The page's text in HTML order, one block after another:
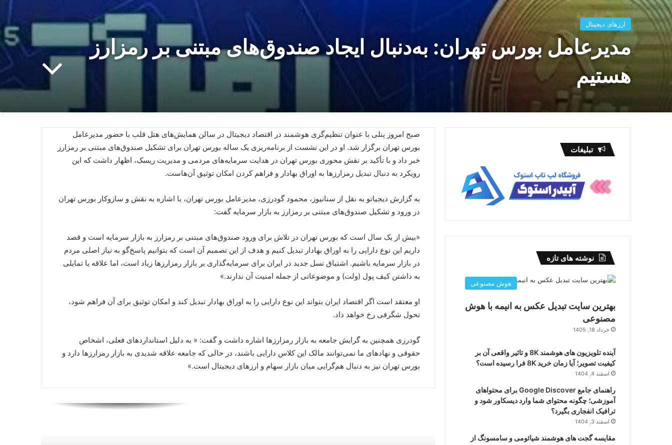
ارزهای دیجیتال
مدیرعامل بورس تهران: به‌دنبال ایجاد صندوق‌های مبتنی بر رمزارز
هستیم
صبح امروز پنلی با عنوان تنظیم‌گری هوشمند در اقتصاد دیجیتال در سالن همایش‌های هتل قلب با حضور مدیرعامل
بورس تهران برگزار شد. او در این نشست از برنامه‌ریزی یک ساله بورس تهران برای تشکیل صندوق‌های مبتنی بر رمزارز
خبر داد و با تأکید بر نقش محوری بورس تهران در هدایت سرمایه‌های مردمی و مدیریت ریسک، اظهار داشت که این
رویکرد به دنبال تبدیل رمزارزها به اوراق بهادار و فراهم کردن امکان توثیق آن‌هاست.
به گزارش دیجیاتو به نقل از سنانیوز، محمود گودرزی، مدیرعامل بورس تهران، با اشاره به نقش و سازوکار بورس تهران
در ورود و تشکیل صندوق‌های مبتنی بر رمزارز به بازار سرمایه گفت:
«بیش از یک سال است که بورس تهران در تلاش برای ورود صندوق‌های مبتنی بر رمزارز به بازار سرمایه است و قصد
داریم این نوع دارایی را به اوراق بهادار تبدیل کنیم و هدف از این تصمیم آن است که بتوانیم پاسخ‌گو به نیاز اصلی مردم
در بازار سرمایه باشیم. اشتیاق نسل جدید در ایران برای سرمایه‌گذاری بر بازار رمزارزها زیاد است، اما علاقه یا تمایلی
به داشتن کیف پول (ولت) و موضوعاتی از جمله امنیت آن ندارند.»
او معتقد است اگر اقتصاد ایران بتواند این نوع دارایی را به اوراق بهادار تبدیل کند و امکان توثیق برای آن فراهم شود،
تحول شگرفی رخ خواهد داد.
گودرزی همچنین به گرایش جامعه به بازار رمزارزها اشاره داشت و گفت: « به دلیل استانداردهای فعلی، اشخاص
حقوقی و نهادهای ما نمی‌توانند مالک این کلاس دارایی باشند، در حالی که جامعه علاقه شدیدی به بازار رمزارزها دارد و
بورس تهران نیز به دنبال هم‌گرایی میان بازار سهام و ارزهای دیجیتال است.»
وقتی وزارت نیرو با ذهنیت دیروز به
آمریکا بزرگ‌ترین تولیدکننده ماینرهای
بیت‌کوین جهان را زیر ذره‌بین قرار داد
دلایل ریزش اخیر قیمت بیت‌کوین
ژائو» را عفو کرد
دلاری تتر: یوونتوس فروشی نیست
تبلیغات
نوشته های تازه
هوش مصنوعی
بهترین سایت تبدیل عکس به انیمه با هوش
مصنوعی
خرداد 18, 1405
آینده تلویزیون های هوشمند 8K و تاثیر واقعی آن بر
کیفیت تصویر؛ آیا زمان خرید 8K فرا رسیده است؟
اسفند 4, 1404
راهنمای جامع Google Discover برای محتواهای
آموزشی؛ چگونه محتوای شما وارد دیسکاور شود و
ترافیک انفجاری بگیرد؟
اسفند 3, 1404
مقایسه گجت های هوشمند شیائومی و سامسونگ از